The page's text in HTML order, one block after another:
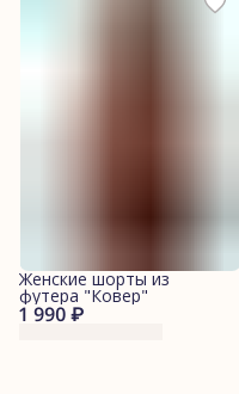
1 990 ₽
Женские шорты из
футера "Ковер"